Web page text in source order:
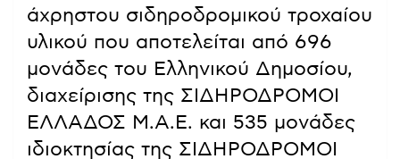
άχρηστου σιδηροδρομικού τροχαίου
υλικού που αποτελείται από 696
μονάδες του Ελληνικού Δημοσίου,
διαχείρισης της ΣΙΔΗΡΟΔΡΟΜΟΙ
ΕΛΛΑΔΟΣ Μ.Α.Ε. και 535 μονάδες
ιδιοκτησίας της ΣΙΔΗΡΟΔΡΟΜΟΙ